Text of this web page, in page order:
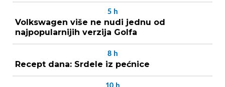
5 h
Volkswagen više ne nudi jednu od
najpopularnijih verzija Golfa
8 h
Recept dana: Srdele iz pećnice